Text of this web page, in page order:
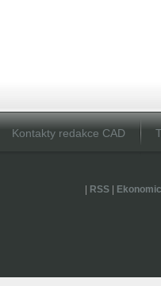
Kontakty redakce CAD
RSS|